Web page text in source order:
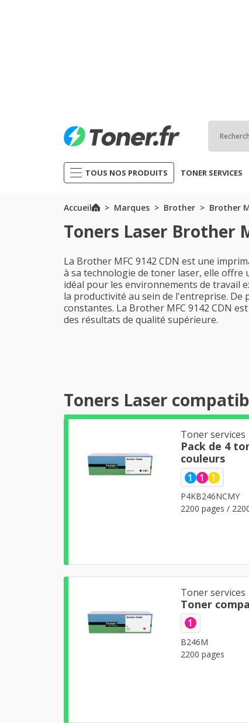
TOUS NOS PRODUITS TONER SERVICES
Accueil Marques Brother Brother
Toners Laser Brother
La Brother MFC 9142 CDN est une
à sa technologie de toner laser, elle
idéal pour les environnements de travail
la productivité au sein de l'entreprise.
constantes. La Brother MFC 9142 CDN
des résultats de qualité supérieure.
Toners Laser
Toner services
Pack de 4
couleurs
1 1 1
P4KB246NCMY
2200 pages /
Toner services
Toner
1
B246M
2200 pages